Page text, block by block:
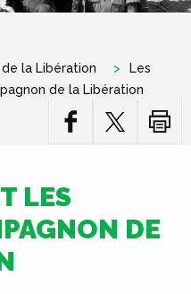
la Libération
Les
de la Libération
LES
DE